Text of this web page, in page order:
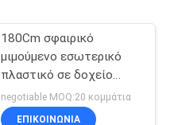
180Cm σφαιρικό
μιμούμενο εσωτερικό
πλαστικό σε δοχείο
μπονσάι πυξαριού
εγκαταστάσεων πλαστό
negotiable MOQ:20 κομμάτια
ΕΠΙΚΟΙΝΩΝΊΑ